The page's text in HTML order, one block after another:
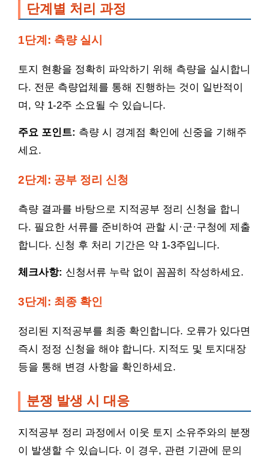
단계별 처리 과정
1단계: 측량 실시
토지 현황을 정확히 파악하기 위해 측량을 실시합니
다. 전문 측량업체를 통해 진행하는 것이 일반적이
며, 약 1-2주 소요될 수 있습니다.
주요 포인트: 측량 시 경계점 확인에 신중을 기해주
세요.
2단계: 공부 정리 신청
측량 결과를 바탕으로 지적공부 정리 신청을 합니
다. 필요한 서류를 준비하여 관할 시·군·구청에 제출
합니다. 신청 후 처리 기간은 약 1-3주입니다.
체크사항: 신청서류 누락 없이 꼼꼼히 작성하세요.
3단계: 최종 확인
정리된 지적공부를 최종 확인합니다. 오류가 있다면
즉시 정정 신청을 해야 합니다. 지적도 및 토지대장
등을 통해 변경 사항을 확인하세요.
분쟁 발생 시 대응
지적공부 정리 과정에서 이웃 토지 소유주와의 분쟁
이 발생할 수 있습니다. 이 경우, 관련 기관에 문의